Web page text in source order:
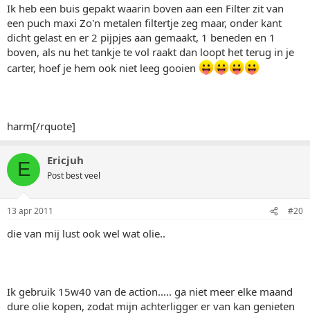
Ik heb een buis gepakt waarin boven aan een Filter zit van
een puch maxi Zo'n metalen filtertje zeg maar, onder kant
dicht gelast en er 2 pijpjes aan gemaakt, 1 beneden en 1
boven, als nu het tankje te vol raakt dan loopt het terug in je
carter, hoef je hem ook niet leeg gooien
harm[/rquote]
E Ericjuh
Post best veel
13 apr 2011 #20
die van mij lust ook wel wat olie..
Ik gebruik 15w40 van de action..... ga niet meer elke maand
dure olie kopen, zodat mijn achterligger er van kan genieten